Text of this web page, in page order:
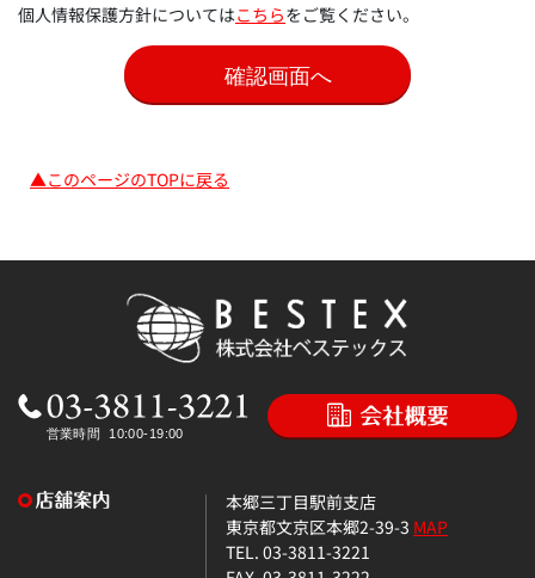
個人情報保護方針についてはこちらをご覧ください。
▲このページのTOPに戻る
本郷三丁目駅前支店
東京都文京区本郷2-39-3 MAP
TEL. 03-3811-3221